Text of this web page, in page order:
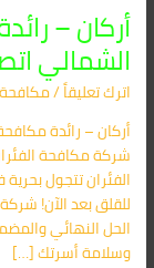
أركان –
الشمالي اتصل بنا
اترك تعليقاً/
أركان – رائدة
شركة مكافحة
الفئران تتجول
الحل النهائي
وسلامة أسرتك […]